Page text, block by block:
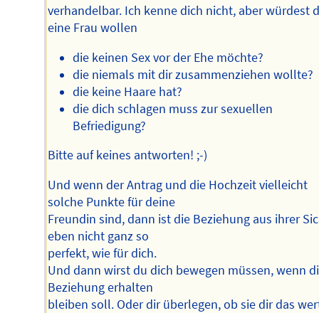
verhandelbar. Ich kenne dich nicht, aber würdest
eine Frau wollen
die keinen Sex vor der Ehe möchte?
die niemals mit dir zusammenziehen wollte?
die keine Haare hat?
die dich schlagen muss zur sexuellen
Befriedigung?
Bitte auf keines antworten! ;-)
Und wenn der Antrag und die Hochzeit vielleicht
solche Punkte für deine
Freundin sind, dann ist die Beziehung aus ihrer
eben nicht ganz so
perfekt, wie für dich.
Und dann wirst du dich bewegen müssen, wenn
Beziehung erhalten
bleiben soll. Oder dir überlegen, ob sie dir das